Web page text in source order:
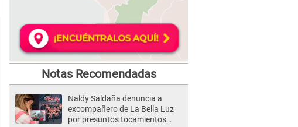
Notas Recomendadas
Naldy Saldaña denuncia a
excompañero de La Bella Luz
por presuntos tocamientos